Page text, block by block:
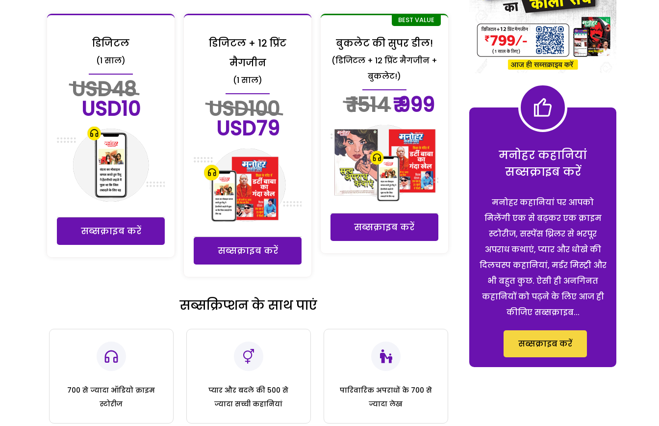
डिजिटल
(1 साल)
USD48
USD10
सब्सक्राइब करें
डिजिटल + 12 प्रिंट
मैगजीन
(1 साल)
USD100
USD79
सब्सक्राइब करें
बुकलेट की सुपर डील!
(डिजिटल + 12 प्रिंट मैगजीन +
बुकलेट!)
₹ 1514₹ 999
सब्सक्राइब करें
सब्सक्रिप्शन के साथ पाएं
700 से ज्यादा ऑडियो क्राइम
स्टोरीज
प्यार और बदले की 500 से
ज्यादा सच्ची कहानियां
पारिवारिक अपराधों के 700 से
ज्यादा लेख
मनोहर कहानियां
सब्सक्राइब करें
मनोहर कहानियां पर आपको
मिलेंगी एक से बढ़कर एक क्राइम
स्टोरीज, सस्पेंस थ्रिलर से भरपूर
अपराध कथाएं, प्यार और धोखे की
दिलचस्प कहानियां, मर्डर मिस्ट्री और
भी बहुत कुछ. ऐसी ही अनगिनत
कहानियों को पढ़ने के लिए आज ही
कीजिए सब्सक्राइब...
सब्सक्राइब करें